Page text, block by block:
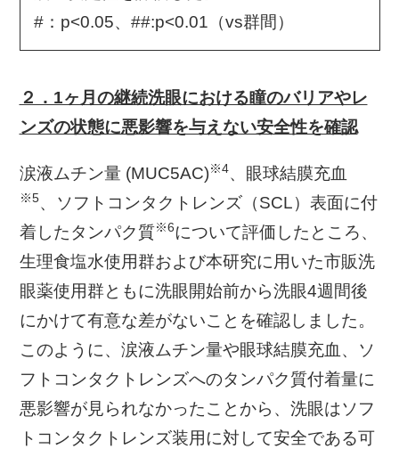
#：p<0.05、##:p<0.01（vs群間）
２．1ヶ月の継続洗眼における瞳のバリアやレ
ンズの状態に悪影響を与えない安全性を確認
涙液ムチン量 (MUC5AC)※4、眼球結膜充血
※5、ソフトコンタクトレンズ（SCL）表面に付
着したタンパク質※6について評価したところ、
生理食塩水使用群および本研究に用いた市販洗
眼薬使用群ともに洗眼開始前から洗眼4週間後
にかけて有意な差がないことを確認しました。
このように、涙液ムチン量や眼球結膜充血、ソ
フトコンタクトレンズへのタンパク質付着量に
悪影響が見られなかったことから、洗眼はソフ
トコンタクトレンズ装用に対して安全である可